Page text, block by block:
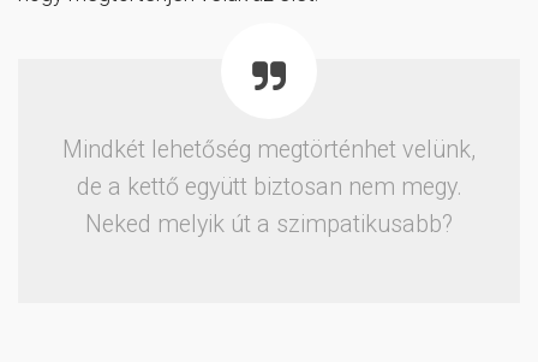
Mindkét lehetőség megtörténhet velünk,
de a kettő együtt biztosan nem megy.
Neked melyik út a szimpatikusabb?